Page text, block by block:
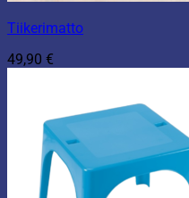
Tiikerimatto
49,90 €